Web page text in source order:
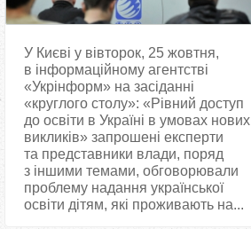
У Києві у вівторок, 25 жовтня,
в інформаційному агентстві
«Укрінформ» на засіданні
«круглого столу»: «Рівний доступ
до освіти в Україні в умовах нових
викликів» запрошені експерти
та представники влади, поряд
з іншими темами, обговорювали
проблему надання української
освіти дітям, які проживають на...